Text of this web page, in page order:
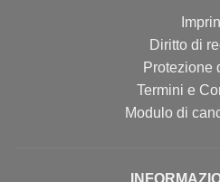
Diritto di
Protezione
Termini e
Modulo di